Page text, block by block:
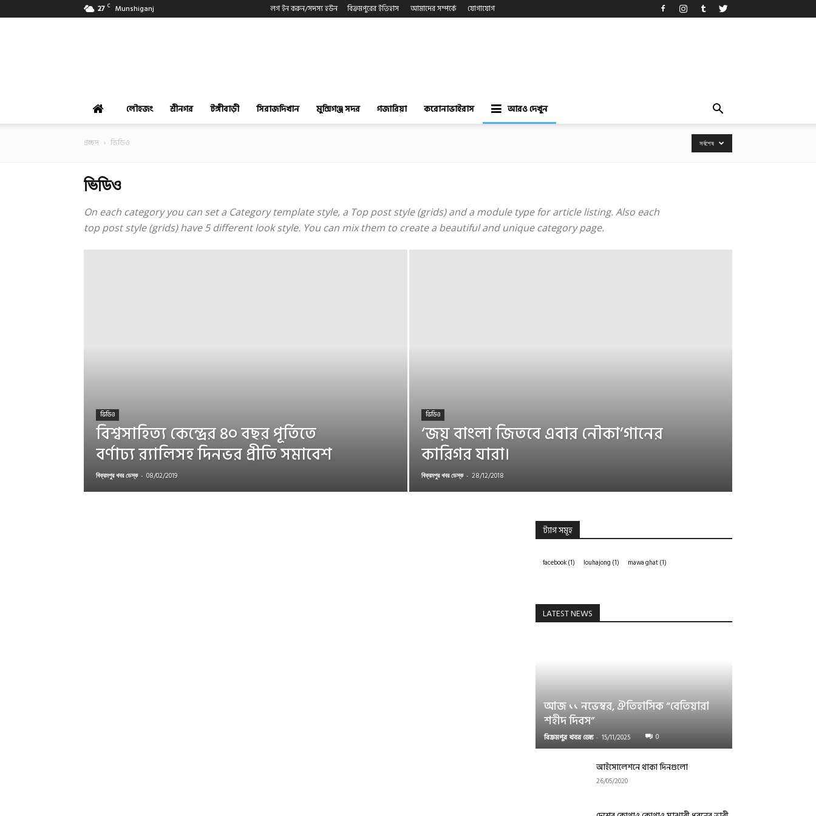
27 C Munshiganj লগ ইন করুন/সদস্য হউন বিক্রমপুরের ইতিহাস আমাদের সম্পর্কে যোগাযোগ
লৌহজং শ্রীনগর টঙ্গীবাড়ী সিরাজদিখান মুন্সিগঞ্জ সদর গজারিয়া করোনাভাইরাস আরও দেখুন
প্রচ্ছদ ভিডিও সর্বশেষ
ভিডিও
On each category you can set a Category template style, a Top post style (grids) and a module type for article listing. Also each
top post style (grids) have 5 different look style. You can mix them to create a beautiful and unique category page.
ভিডিও
বিশ্বসাহিত্য কেন্দ্রের ৪০ বছর পূর্তিতে
বর্ণাঢ্য র‌্যালিসহ দিনভর প্রীতি সমাবেশ
বিক্রমপুর খবর ডেস্ক - 08/02/2019
ভিডিও
‘জয় বাংলা জিতবে এবার নৌকা’গানের
কারিগর যারা।
বিক্রমপুর খবর ডেস্ক - 28/12/2018
ট্যাগ সমূহ
facebook(1) louhajong (1) mawa ghat(1)
LATEST NEWS
আজ ১১ নভেম্বর, ঐতিহাসিক “বেতিয়ারা
শহীদ দিবস”
বিক্রমপুর খবর ডেস্ক - 15/11/2025 0
আইসোলেশনে থাকা দিনগুলো
26/05/2020